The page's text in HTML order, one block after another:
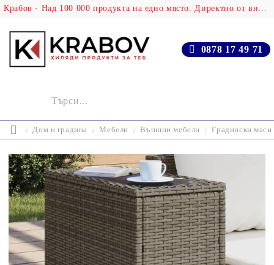
Крабов - Над 100 000 продукта на едно място. Директно от вносителя!
0878 17 49 71
Дом и градина Мебели Външни мебели Градински маси